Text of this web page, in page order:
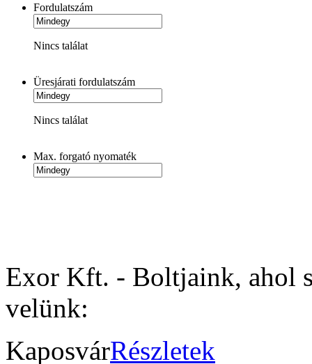
Fordulatszám
Nincs találat
Üresjárati fordulatszám
Nincs találat
Max. forgató nyomaték
Exor Kft. - Boltjaink, ahol
velünk:
KaposvárRészletek